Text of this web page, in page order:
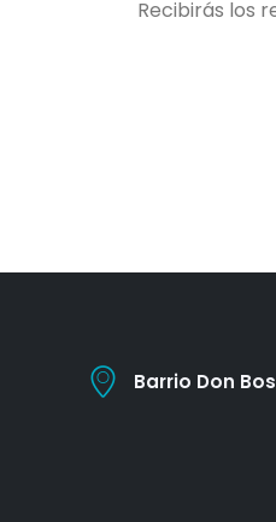
Recibirás los
Barrio Don